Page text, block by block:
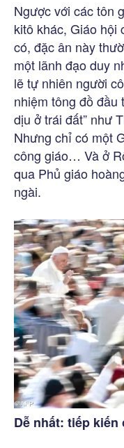
Ngược với các tôn
kitô khác, Giáo hội
có, đặc ân này
một lãnh đạo duy
lẽ tự nhiên người
nhiệm tông đồ đầu
dịu ở trái đất” như
Nhưng chỉ có một
công giáo… Và ở
qua Phủ giáo
ngài.
Dễ nhất: tiếp kiến